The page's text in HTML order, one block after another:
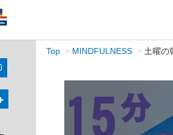
Top MINDFULNESS 土曜の